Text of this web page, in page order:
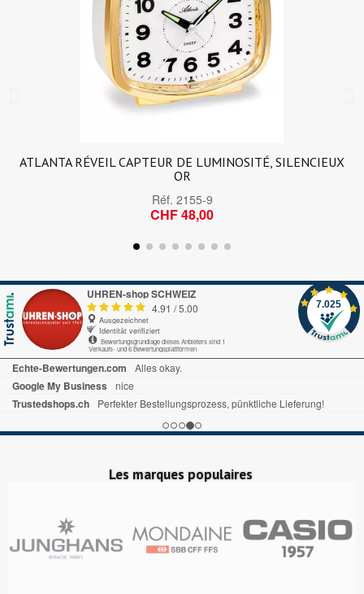
ATLANTA RÉVEIL CAPTEUR DE LUMINOSITÉ, SILENCIEUX
OR
Réf. 2155-9
CHF 48,00
UHREN-shop SCHWEIZ
4.91 /5.00
Ausgezeichnet
Identität verifiziert
Bewertungsgrundlage dieses Anbieters sind 1
Verkaufs- und 6 Bewertungsplattformen
7.025
Les marques populaires